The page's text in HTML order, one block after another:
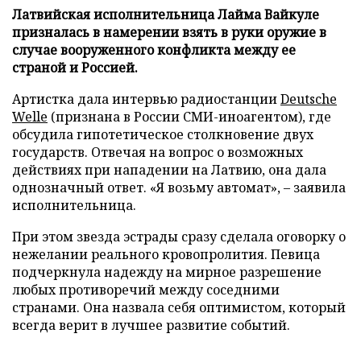
Латвийская исполнительница Лайма Вайкуле
призналась в намерении взять в руки оружие в
случае вооруженного конфликта между ее
страной и Россией.
Артистка дала интервью радиостанцииDeutsche
Welle (признана в России СМИ-иноагентом), где
обсудила гипотетическое столкновение двух
государств. Отвечая на вопрос о возможных
действиях при нападении на Латвию, она дала
однозначный ответ. «Я возьму автомат», – заявила
исполнительница.
При этом звезда эстрады сразу сделала оговорку о
нежелании реального кровопролития. Певица
подчеркнула надежду на мирное разрешение
любых противоречий между соседними
странами. Она назвала себя оптимистом, который
всегда верит в лучшее развитие событий.